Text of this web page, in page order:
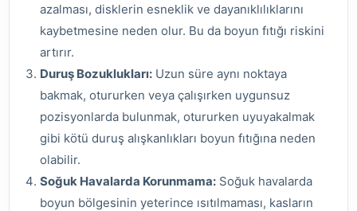
azalması, disklerin esneklik ve dayanıklılıklarını
kaybetmesine neden olur. Bu da boyun fıtığı riskini
artırır.
Duruş Bozuklukları: Uzun süre aynı noktaya
bakmak, otururken veya çalışırken uygunsuz
pozisyonlarda bulunmak, otururken uyuyakalmak
gibi kötü duruş alışkanlıkları boyun fıtığına neden
olabilir.
Soğuk Havalarda Korunmama: Soğuk havalarda
boyun bölgesinin yeterince ısıtılmaması, kasların